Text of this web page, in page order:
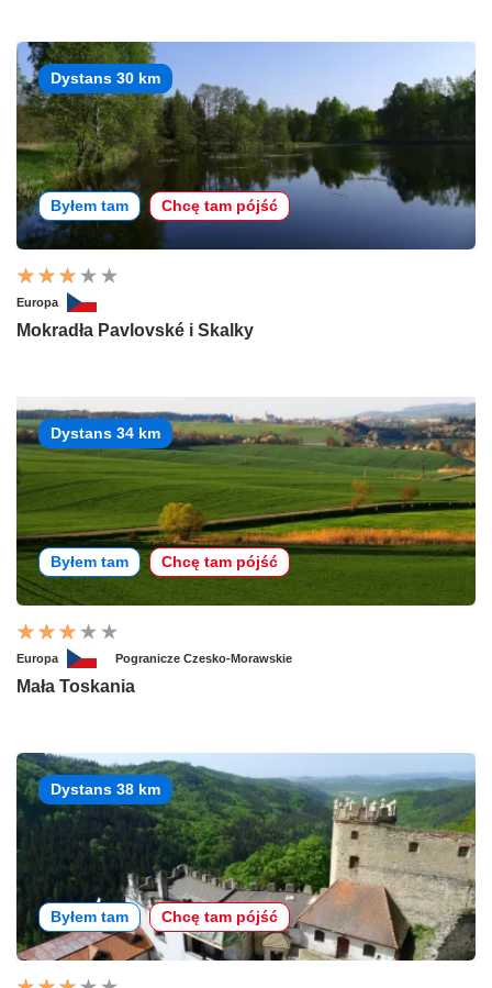
Dystans 30 km
Byłem tam Chcę tam pójść
Europa
Mokradła Pavlovské i Skalky
Dystans 34 km
Byłem tam Chcę tam pójść
Europa Pogranicze Czesko-Morawskie
Mała Toskania
Dystans 38 km
Byłem tam Chcę tam pójść